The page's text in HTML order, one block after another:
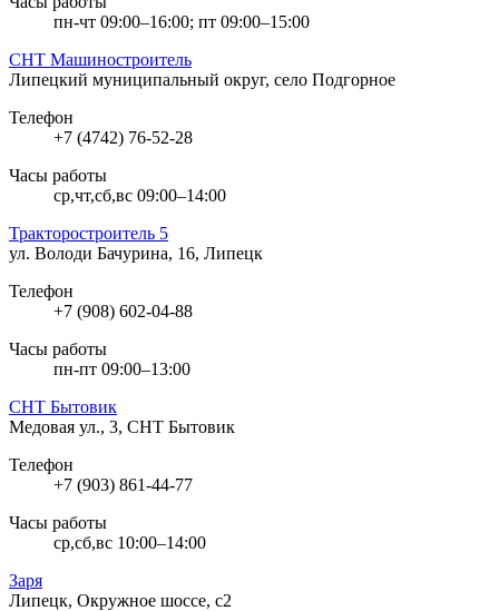
пн-чт 09:00–16:00; пт 09:00–15:00
СНТ Машиностроитель
Липецкий муниципальный округ, село Подгорное
Телефон
+7 (4742) 76-52-28
Часы работы
ср,чт,сб,вс 09:00–14:00
Тракторостроитель 5
ул. Володи Бачурина, 16, Липецк
Телефон
+7 (908) 602-04-88
Часы работы
пн-пт 09:00–13:00
СНТ Бытовик
Медовая ул., 3, СНТ Бытовик
Телефон
+7 (903) 861-44-77
Часы работы
ср,сб,вс 10:00–14:00
Заря
Липецк, Окружное шоссе, с2